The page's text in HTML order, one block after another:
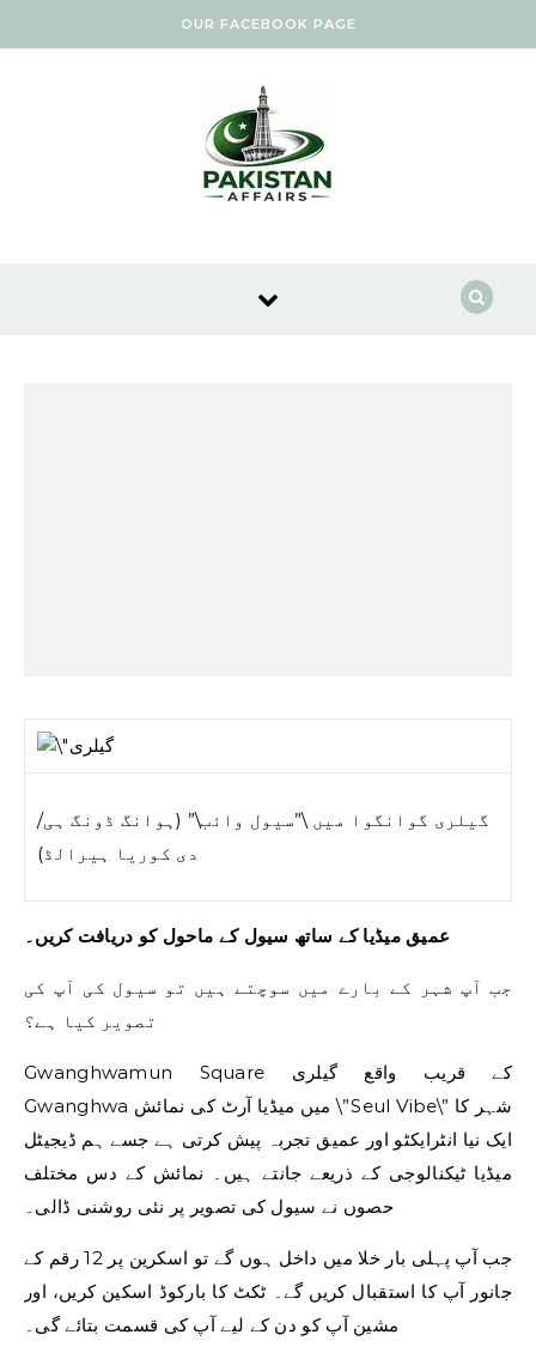
OUR FACEBOOK PAGE
گیلری گوانگوا میں \”سیول وائب\” (ہوانگ ڈونگ ہی/
دی کوریا ہیرالڈ)
عمیق میڈیا کے ساتھ سیول کے ماحول کو دریافت کریں۔
جب آپ شہر کے بارے میں سوچتے ہیں تو سیول کی آپ کی
تصویر کیا ہے؟
Gwanghwamun Square کے قریب واقع گیلری
Gwanghwa میں میڈیا آرٹ کی نمائش \”Seul Vibe\” شہر کا
ایک نیا انٹرایکٹو اور عمیق تجربہ پیش کرتی ہے جسے ہم ڈیجیٹل
میڈیا ٹیکنالوجی کے ذریعے جانتے ہیں۔ نمائش کے دس مختلف
حصوں نے سیول کی تصویر پر نئی روشنی ڈالی۔
جب آپ پہلی بار خلا میں داخل ہوں گے تو اسکرین پر 12 رقم کے
جانور آپ کا استقبال کریں گے۔ ٹکٹ کا بارکوڈ اسکین کریں، اور
مشین آپ کو دن کے لیے آپ کی قسمت بتائے گی۔